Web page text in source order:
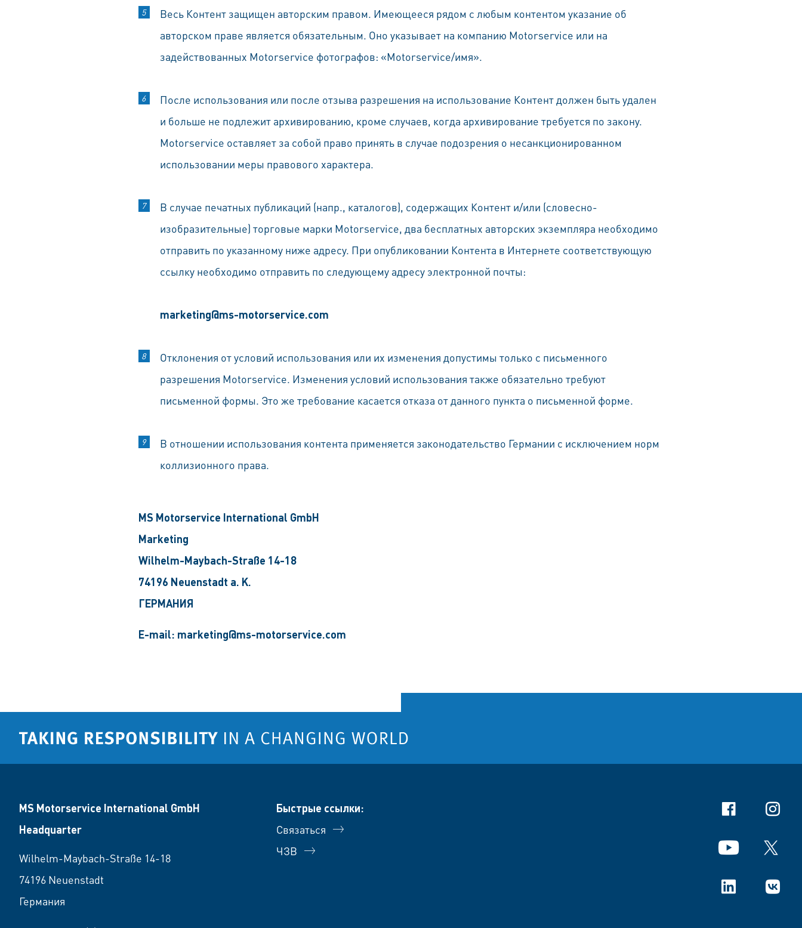
Весь Контент защищен авторским правом. Имеющееся рядом с любым контентом указание об
авторском праве является обязательным. Оно указывает на компанию Motorservice или на
задействованных Motorservice фотографов: «Motorservice/имя».
После использования или после отзыва разрешения на использование Контент должен быть удален
и больше не подлежит архивированию, кроме случаев, когда архивирование требуется по закону.
Motorservice оставляет за собой право принять в случае подозрения о несанкционированном
использовании меры правового характера.
В случае печатных публикаций (напр., каталогов), содержащих Контент и/или (словесно-
изобразительные) торговые марки Motorservice, два бесплатных авторских экземпляра необходимо
отправить по указанному ниже адресу. При опубликовании Контента в Интернете соответствующую
ссылку необходимо отправить по следующему адресу электронной почты:
marketing@ms-motorservice.com
Отклонения от условий использования или их изменения допустимы только с письменного
разрешения Motorservice. Изменения условий использования также обязательно требуют
письменной формы. Это же требование касается отказа от данного пункта о письменной форме.
В отношении использования контента применяется законодательство Германии с исключением норм
коллизионного права.
MS Motorservice International GmbH
Marketing
Wilhelm-Maybach-Straße 14-18
74196 Neuenstadt a. K.
ГЕРМАНИЯ
E-mail: marketing@ms-motorservice.com
MS Motorservice International GmbH
Headquarter
Wilhelm-Maybach-Straße 14-18
74196 Neuenstadt
Германия
Быстрые ссылки:
Связаться
ЧЗВ
Facebook
YouTube X
Linkedin В